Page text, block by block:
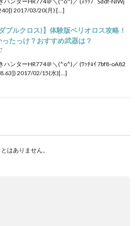
2017/03/20(月) […]
ブルクロス)】体験版ベリオロス攻略！
たっけ？おすすめ武器は？
ハンターHR774＠＼(^o^)／ (ﾜｯﾁｮｲ 7bf8-oA82
2017/02/15(水)[…]
はありません。